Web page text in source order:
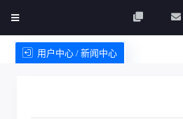
用户中心 / 新闻中心